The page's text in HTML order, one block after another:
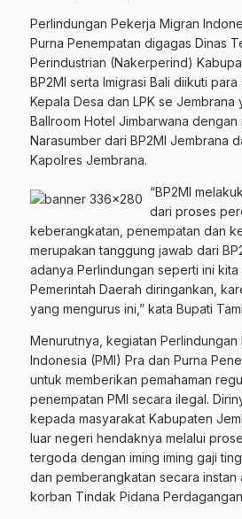
Perlindungan Pekerja Migran
Purna Penempatan digagas Dinas
Perindustrian (Nakerperind)
BP2MI serta Imigrasi Bali diikuti para
Kepala Desa dan LPK se
Ballroom Hotel Jimbarwana dengan
Narasumber dari BP2MI Jembrana
Kapolres Jembrana.
“BP2MI
dari proses
keberangkatan, penempatan dan
merupakan tanggung jawab dari
adanya Perlindungan seperti ini kita
Pemerintah Daerah diringankan,
yang mengurus ini,” kata Bupati
Menurutnya, kegiatan Perlindungan
Indonesia (PMI) Pra dan Purna
untuk memberikan pemahaman
penempatan PMI secara ilegal.
kepada masyarakat Kabupaten
luar negeri hendaknya melalui
tergoda dengan iming iming gaji
dan pemberangkatan secara instan
korban Tindak Pidana